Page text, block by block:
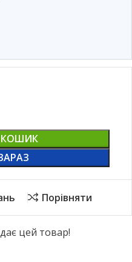
Порівняти
цей товар!